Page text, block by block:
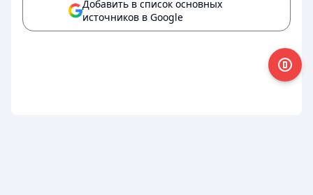
Добавить в список основных
источников в Google